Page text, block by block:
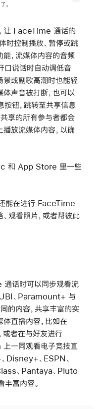
。
让 FaceTime 通话的
时控制播放、暂停或跳
，流媒体内容的音频
说话时自动调低音
景或副歌高潮时也能轻
声音被打断，也可以
钮，跳转至共享信息
共享的所有参与者都会
放流媒体内容，以确
和 App Store 里一些
能在进行 FaceTime
观看照片，或者帮彼此
话时可以同步观看流
、Paramount+ 与
内容，共享丰富的实
体直播内容，比如在
者在与好友进行
一同观看电子竞技直
Disney+、ESPN、
、Pantaya、Pluto
富内容。